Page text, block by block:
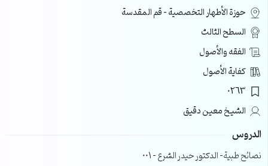
حوزة الأطهار التخصصية – قم المقدسة
السطح الثالث
الفقه والأصول
كفاية الأصول
0263
الشيخ معين دقيق
الدروس
نصائح طبية- الدكتور حيدر الشرع – 001